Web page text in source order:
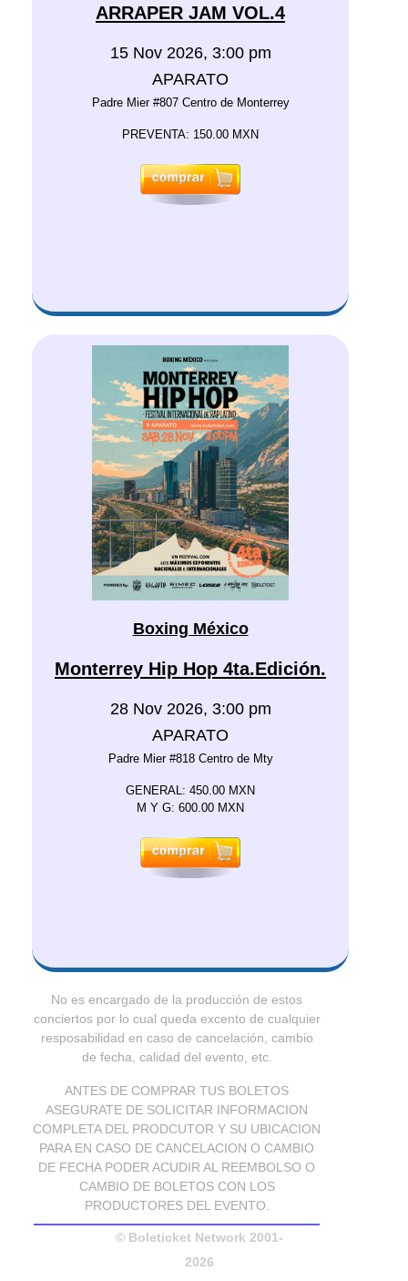
ARRAPER JAM VOL.4
15 Nov 2026, 3:00 pm
APARATO
Padre Mier #807 Centro de Monterrey
PREVENTA: 150.00 MXN
Boxing México
Monterrey Hip Hop 4ta.Edición.
28 Nov 2026, 3:00 pm
APARATO
Padre Mier #818 Centro de Mty
GENERAL: 450.00 MXN
M Y G: 600.00 MXN
No es encargado de la producción de estos
conciertos por lo cual queda excento de cualquier
resposabilidad en caso de cancelación, cambio
de fecha, calidad del evento, etc.
ANTES DE COMPRAR TUS BOLETOS
ASEGURATE DE SOLICITAR INFORMACION
COMPLETA DEL PRODCUTOR Y SU UBICACION
PARA EN CASO DE CANCELACION O CAMBIO
DE FECHA PODER ACUDIR AL REEMBOLSO O
CAMBIO DE BOLETOS CON LOS
PRODUCTORES DEL EVENTO.
© Boleticket Network 2001-
2026